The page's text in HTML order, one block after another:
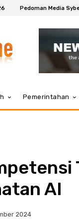
Pedoman Media
Pemerintahan
AI
2024